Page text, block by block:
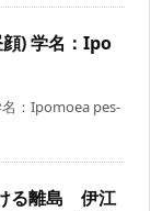
) 学名：Ipo
：Ipomoea pes-
る離島 伊江